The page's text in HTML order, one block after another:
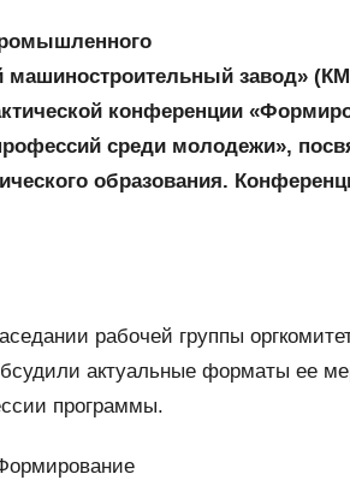
машиностроительный завод»
конференции
среди молодежи»,
образования.
рабочей группы
актуальные форматы ее
программы.